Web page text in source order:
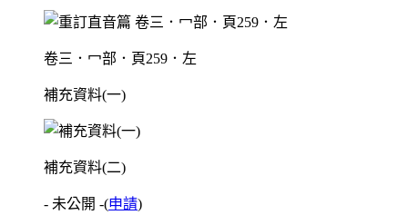
卷三．冖部．頁259．左
補充資料(一)
補充資料(二)
- 未公開 -(申請)